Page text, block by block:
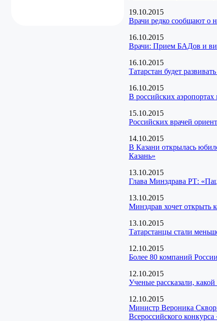
19.10.2015
Врачи редко сообщают о
16.10.2015
Врачи: Прием БАДов и
16.10.2015
Татарстан будет
16.10.2015
В российских
15.10.2015
Российских врачей
14.10.2015
В Казани открылась
Казань»
13.10.2015
Глава Минздрава РТ:
13.10.2015
Минздрав хочет открыть
13.10.2015
Татарстанцы стали
12.10.2015
Более 80 компаний
12.10.2015
Ученые рассказали,
12.10.2015
Министр Вероника
Всероссийского